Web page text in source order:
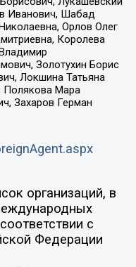
Иванович, Шабад
Орлов Олег
Королева
Золотухин Борис
Локшина Татьяна
Полякова Мара
Захаров Герман
организаций, в
с
Федерации